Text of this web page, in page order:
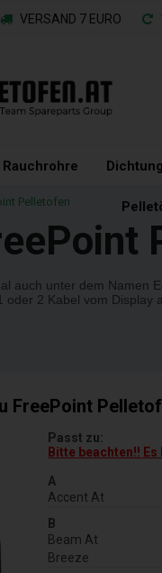
VERSAND 7 EURO
Rauchrohre
Pelletofen
auch unter dem Namen
2 Kabel vom Display
FreePoint
Passt zu:
Bitte beachten!!
A
Accent At
B
Beam At
Breeze